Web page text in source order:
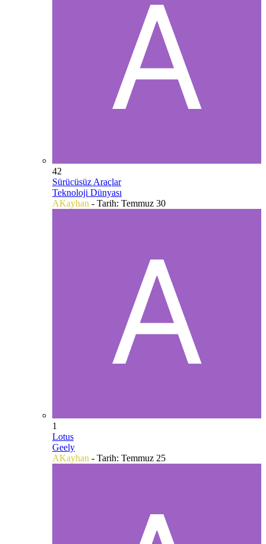
42
Sürücüsüz Araçlar
Teknoloji Dünyası
AKayhan - Tarih: Temmuz 30
1
Lotus
Geely
AKayhan - Tarih: Temmuz 25